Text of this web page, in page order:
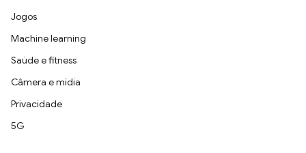
Jogos
Machine learning
Saúde e fitness
Câmera e mídia
Privacidade
5G